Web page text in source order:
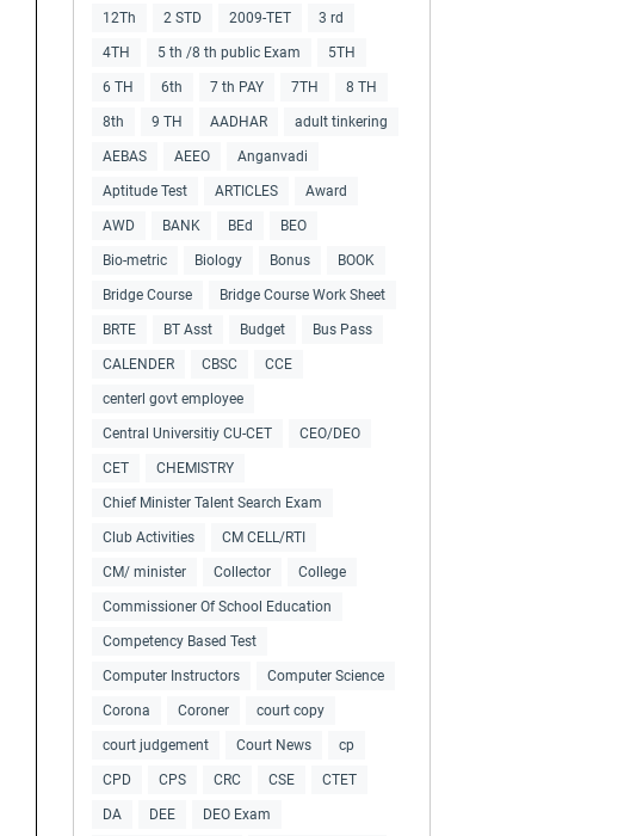
12Th 2 STD 2009-TET 3 rd
4TH 5 th /8 th public Exam 5TH
6 TH 6th 7 th PAY 7TH 8 TH
8th 9 TH AADHAR adult tinkering
AEBAS AEEO Anganvadi
Aptitude Test ARTICLES Award
AWD BANK BEd BEO
Bio-metric Biology Bonus BOOK
Bridge Course Bridge Course Work Sheet
BRTE BT Asst Budget Bus Pass
CALENDER CBSC CCE
centerl govt employee
Central Universitiy CU-CET CEO/DEO
CET CHEMISTRY
Chief Minister Talent Search Exam
Club Activities CM CELL/RTI
CM/ minister Collector College
Commissioner Of School Education
Competency Based Test
Computer Instructors Computer Science
Corona Coroner court copy
court judgement Court News cp
CPD CPS CRC CSE CTET
DA DEE DEO Exam